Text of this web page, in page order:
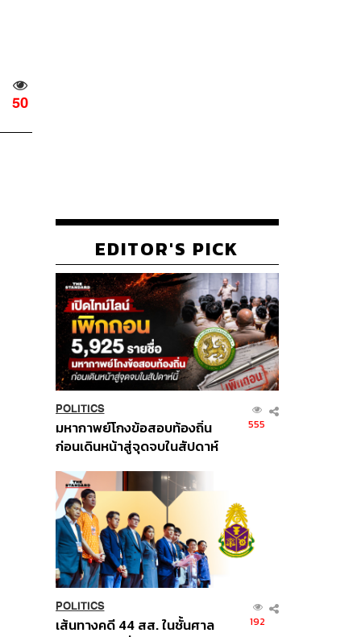
50
EDITOR'S PICK
POLITICS
มหากาพย์โกงข้อสอบท้องถิ่น
ก่อนเดินหน้าสู่จุดจบในสัปดาห์
555
POLITICS
เส้นทางคดี 44 สส. ในชั้นศาล
192